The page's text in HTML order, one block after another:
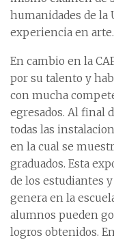
humanidades de la
experiencia en arte.
En cambio en la
por su talento y
con mucha
egresados. Al final
todas las
en la cual se
graduados. Esta
de los estudiantes
genera en la
alumnos pueden
logros obtenidos.